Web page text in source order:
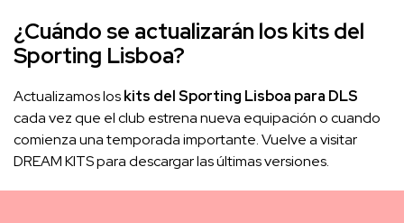
¿Cuándo se actualizarán los kits del
Sporting Lisboa?
Actualizamos loskits del Sporting Lisboa para DLS
cada vez que el club estrena nueva equipación o cuando
comienza una temporada importante. Vuelve a visitar
DREAM KITS para descargar las últimas versiones.